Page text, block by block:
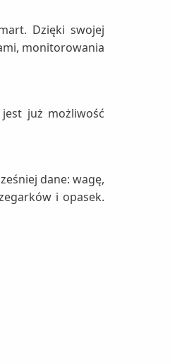
Dzięki swojej
monitorowania
już możliwość
dane: wagę,
i opasek.